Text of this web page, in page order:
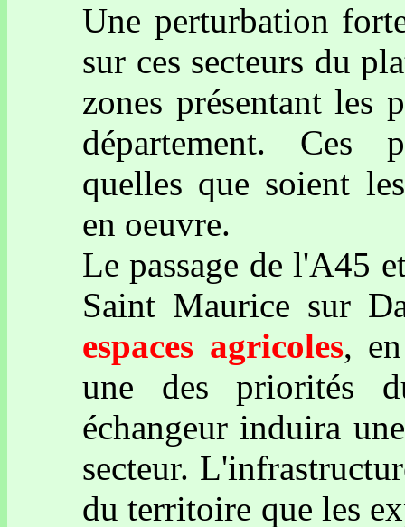
Une perturbation
sur ces secteurs du
zones présentant les
département. Ces
quelles que soient
en oeuvre.
Le passage de l'A45
Saint Maurice sur
espaces agricoles,
une des priorités
échangeur induira
secteur.
du territoire que les